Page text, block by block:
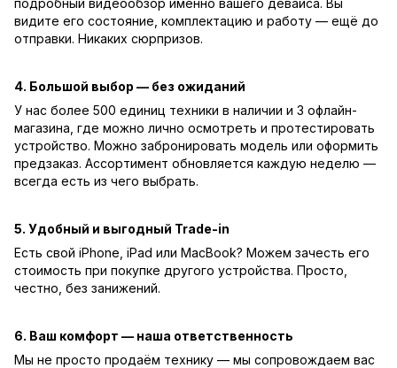
видите его состояние, комплектацию и работу — ещё до
отправки. Никаких сюрпризов.
4. Большой выбор — без ожиданий
У нас более 500 единиц техники в наличии и 3 офлайн-
магазина, где можно лично осмотреть и протестировать
устройство. Можно забронировать модель или оформить
предзаказ. Ассортимент обновляется каждую неделю —
всегда есть из чего выбрать.
5. Удобный и выгодный Trade-in
Есть свой iPhone, iPad или MacBook? Можем зачесть его
стоимость при покупке другого устройства. Просто,
честно, без занижений.
6. Ваш комфорт — наша ответственность
Мы не просто продаём технику — мы сопровождаем вас